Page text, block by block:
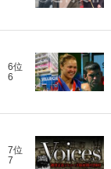
6位
6
7位
7